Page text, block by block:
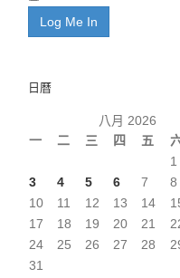
日曆
八月 2026
一
二 三 四 五
1
3
4 5 6 7 8
10
11 12 13 14
17
18 19 20 21
24
25 26 27 28
31